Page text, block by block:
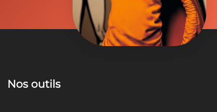
Nos outils